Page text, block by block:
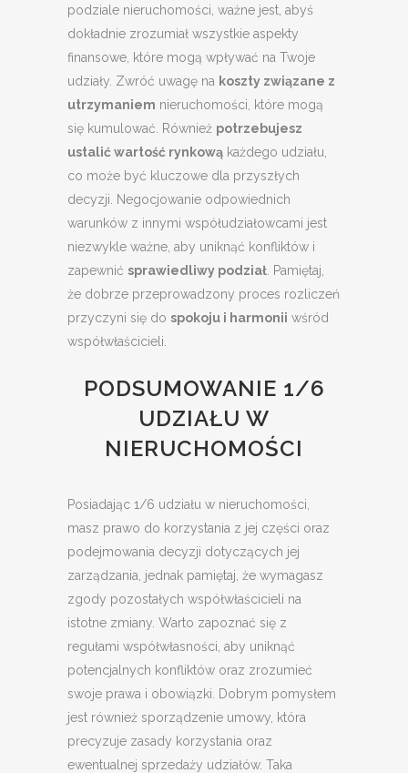
podziale nieruchomości, ważne jest, abyś
dokładnie zrozumiał wszystkie aspekty
finansowe, które mogą wpływać na Twoje
udziały. Zwróć uwagę na koszty związane z
utrzymaniem nieruchomości, które mogą
się kumulować. Również potrzebujesz
ustalić wartość rynkową każdego udziału,
co może być kluczowe dla przyszłych
decyzji. Negocjowanie odpowiednich
warunków z innymi współudziałowcami jest
niezwykle ważne, aby uniknąć konfliktów i
zapewnić sprawiedliwy podział . Pamiętaj,
że dobrze przeprowadzony proces rozliczeń
przyczyni się do spokoju i harmonii wśród
współwłaścicieli.
PODSUMOWANIE 1/6
UDZIAŁU W
NIERUCHOMOŚCI
Posiadając 1/6 udziału w nieruchomości,
masz prawo do korzystania z jej części oraz
podejmowania decyzji dotyczących jej
zarządzania, jednak pamiętaj, że wymagasz
zgody pozostałych współwłaścicieli na
istotne zmiany. Warto zapoznać się z
regułami współwłasności, aby uniknąć
potencjalnych konfliktów oraz zrozumieć
swoje prawa i obowiązki. Dobrym pomysłem
jest również sporządzenie umowy, która
precyzuje zasady korzystania oraz
ewentualnej sprzedaży udziałów. Taka